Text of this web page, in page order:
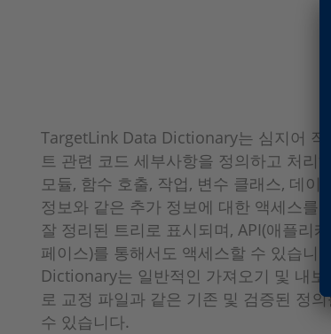
TargetLink Data Dictionary는 심지어 작
트 관련 코드 세부사항을 정의하고 처리
모듈, 함수 호출, 작업, 변수 클래스, 데이
정보와 같은 추가 정보에 대한 액세스를
잘 정리된 트리로 표시되며, API(애플리
페이스)를 통해서도 액세스할 수 있습니
Dictionary는 일반적인 가져오기 및 내보
로 교정 파일과 같은 기존 및 검증된 정
수 있습니다.